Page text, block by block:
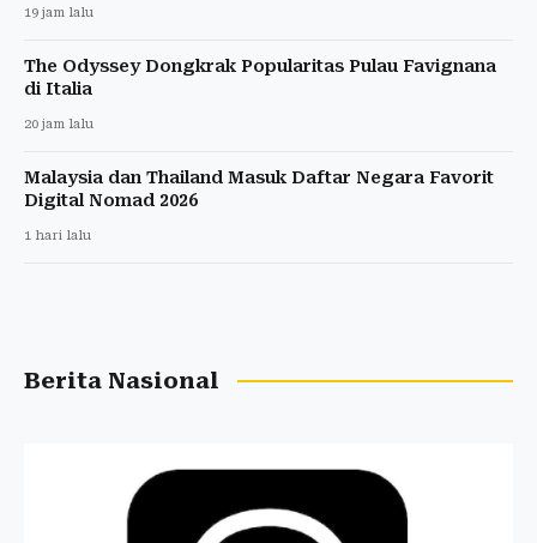
19 jam lalu
The Odyssey Dongkrak Popularitas Pulau Favignana
di Italia
20 jam lalu
Malaysia dan Thailand Masuk Daftar Negara Favorit
Digital Nomad 2026
1 hari lalu
Berita Nasional